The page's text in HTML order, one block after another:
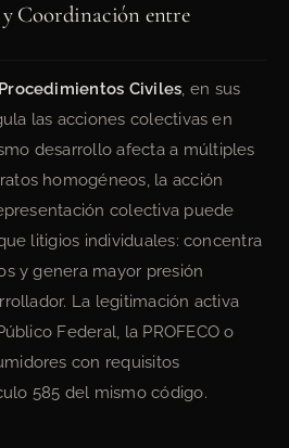
Coordinación entre
Civiles, en sus
las acciones colectivas en
desarrollo afecta a múltiples
homogéneos, la acción
colectiva puede
litigios individuales: concentra
y genera mayor presión
La legitimación activa
Federal, la PROFECO o
con requisitos
585 del mismo código.